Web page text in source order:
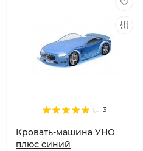
3
Кровать-машина УНО
плюс синий